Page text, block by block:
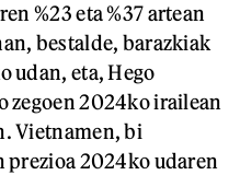
%23 eta %37 artean
bestalde, barazkiak
udan, eta, Hego
zegoen 2024ko irailean
Vietnamen, bi
prezioa 2024ko udaren